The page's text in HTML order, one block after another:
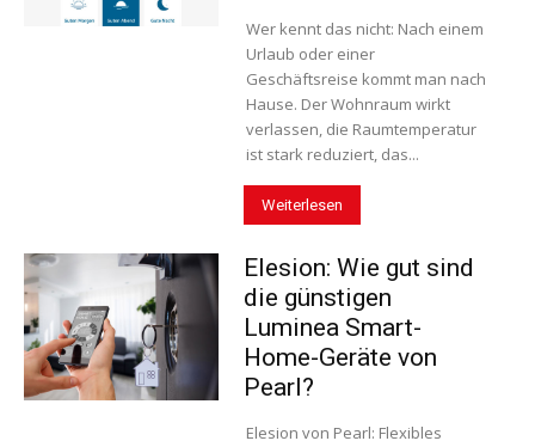
Wer kennt das nicht: Nach einem
Urlaub oder einer
Geschäftsreise kommt man nach
Hause. Der Wohnraum wirkt
verlassen, die Raumtemperatur
ist stark reduziert, das...
Weiterlesen
Elesion: Wie gut sind
die günstigen
Luminea Smart-
Home-Geräte von
Pearl?
Elesion von Pearl: Flexibles